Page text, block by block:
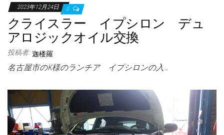
2023年12月24日 0
クライスラー イプシロン デュ
アロジックオイル交換
投稿者: 迦楼羅
名古屋市のK様のランチア イプシロンの入…